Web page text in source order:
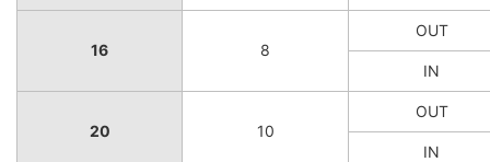
16 8
OUT
IN
20 10
OUT
IN